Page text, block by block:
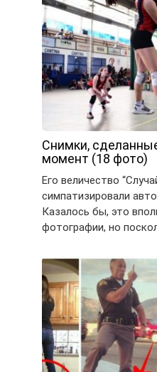
Снимки,
момент (18 фото)
Его величество
симпатизировали
Казалось бы, это
фотографии, но